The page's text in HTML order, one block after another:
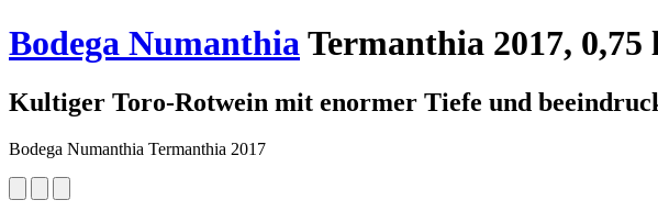
Bodega NumanthiaTermanthia 2017, 0,75
Kultiger Toro-Rotwein mit enormer Tiefe und
Bodega Numanthia Termanthia 2017